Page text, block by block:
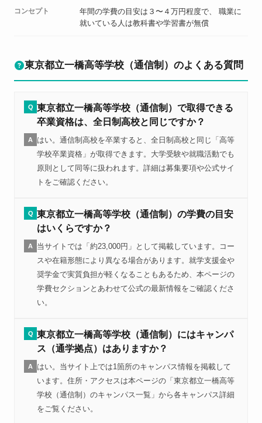
コンセプト
年間の学費の目安は３〜４万円程度で、 職業に
就いている人は教科書や学習書が無償
東京都立一橋高等学校（通信制）のよくある質問
Q 東京都立一橋高等学校（通信制）で取得できる
卒業資格は、全日制高校と同じですか？
A
はい。通信制高校を卒業すると、全日制高校と同じ「高等
学校卒業資格」が取得できます。大学受験や就職活動でも
原則として同等に扱われます。詳細は募集要項や公式サイ
トをご確認ください。
Q 東京都立一橋高等学校（通信制）の学費の目安
はいくらですか？
A
当サイトでは「約23,000円」として掲載しています。コー
スや在籍形態により異なる場合があります。就学支援金や
奨学金で実質負担が軽くなることもあるため、本ページの
学費セクションとあわせて公式の最新情報をご確認くださ
い。
Q 東京都立一橋高等学校（通信制）にはキャンパ
ス（通学拠点）はありますか？
A
はい。当サイト上では1箇所のキャンパス情報を掲載して
います。住所・アクセスは本ページの「東京都立一橋高等
学校（通信制）のキャンパス一覧」から各キャンパス詳細
をご覧ください。